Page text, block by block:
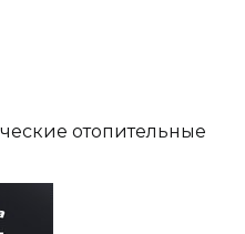
отопительные